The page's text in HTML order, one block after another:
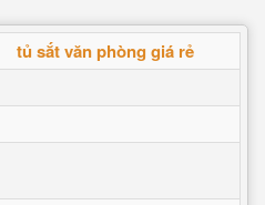
tủ sắt văn phòng giá rẻ